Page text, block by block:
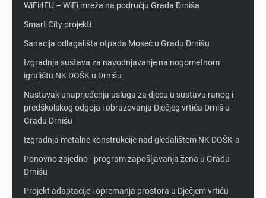
WiFi4EU – WiFi mreža na području Grada Drniša
Smart City projekti
Sanacija odlagališta otpada Moseć u Gradu Drnišu
Izgradnja sustava za navodnjavanje na nogometnom
igralištu NK DOŠK u Drnišu
Nastavak unaprjeđenja usluga za djecu u sustavu ranog i
predškolskog odgoja i obrazovanja Dječjeg vrtića Drniš u
Gradu Drnišu
Izgradnja metalne konstrukcije nad gledalištem NK DOŠK-a
Ponovno zajedno - program zapošljavanja žena u Gradu
Drnišu
Projekt adaptacije i opremanja prostora u Dječjem vrtiću